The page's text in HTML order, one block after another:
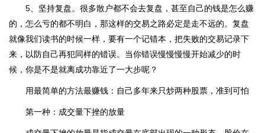
5、坚持复盘。很多散户都不会去复盘，甚至自己的钱是怎么赚
的，怎么亏的都不明白，那这样的交易之路必定是走不远的。复盘
就像我们读书的时候一样，要有一个记错本，把失败的交易记录下
来，以防自己再犯同样的错误。当你错误慢慢慢慢开始减少的时
候，你是不是就离成功靠近了一大步呢？
用最简单的方法最赚钱：自己多年来只炒两种股票，准到可怕
第一种：成交量下挫的放量